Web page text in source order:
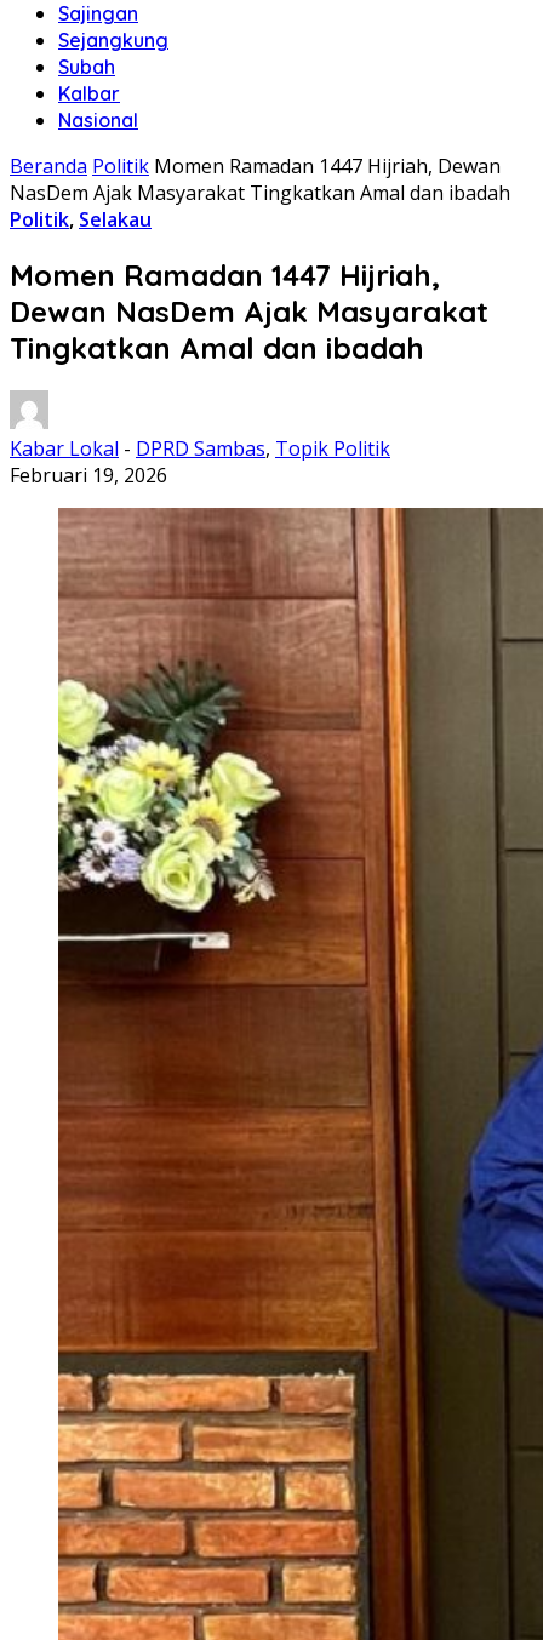
Sajingan
Sejangkung
Subah
Kalbar
Nasional
Beranda Politik Momen Ramadan 1447 Hijriah, Dewan
NasDem Ajak Masyarakat Tingkatkan Amal dan ibadah
Politik, Selakau
Momen Ramadan 1447 Hijriah,
Dewan NasDem Ajak Masyarakat
Tingkatkan Amal dan ibadah
Kabar Lokal - DPRD Sambas, Topik Politik
Februari 19, 2026